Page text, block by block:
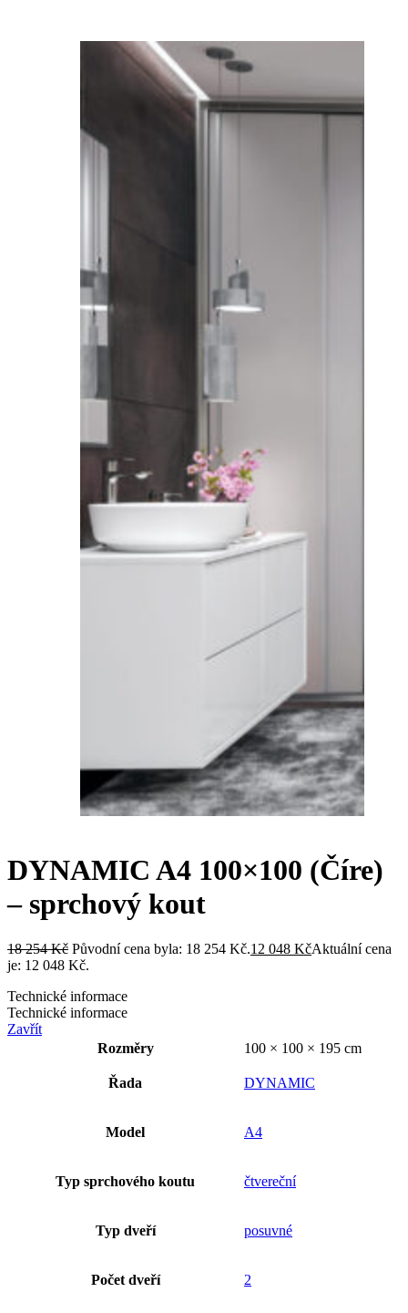
DYNAMIC A4 100×100 (Číre)
– sprchový kout
18 254Kč Původní cena byla: 18 254 Kč.12 048 KčAktuální cena
je: 12 048 Kč.
Technické informace
Technické informace
Zavřít
Rozměry
100 × 100 × 195 cm
Řada DYNAMIC
Model A4
Typ sprchového koutu čtvereční
Typ dveří posuvné
Počet dveří 2